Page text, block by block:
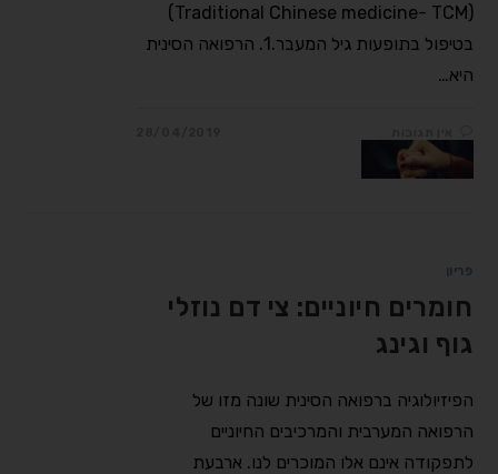
(Traditional Chinese medicine- TCM)
בטיפול בתופעות גיל המעבר.1. הרפואה הסינית
היא…
פריון
חומרים חיוניים: צי דם נוזלי
גוף וגינג
הפיזיולוגיה ברפואה הסינית שונה מזו של
הרפואה המערבית והמרכיבים החיוניים
לתפקודה אינם אלו המוכרים לנו. ארבעת